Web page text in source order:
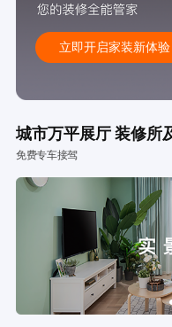
立即开启家装新体验
城市万平展厅 装修所
免费专车接驾